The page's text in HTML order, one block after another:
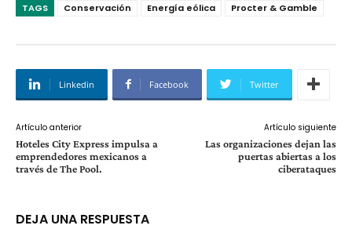
TAGS Conservación Energía eólica Procter & Gamble
Linkedin Facebook Twitter
Artículo anterior
Hoteles City Express impulsa a
emprendedores mexicanos a
través de The Pool.
Artículo siguiente
Las organizaciones dejan las
puertas abiertas a los
ciberataques
DEJA UNA RESPUESTA